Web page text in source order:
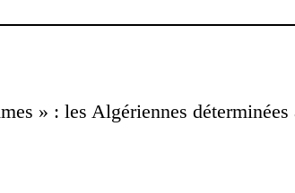
» : les Algériennes